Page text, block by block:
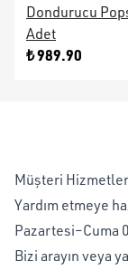
Dondurucu
Adet
₺ 989.90
Müşteri
Yardım etmeye
Pazartesi–Cuma
Bizi arayın veya